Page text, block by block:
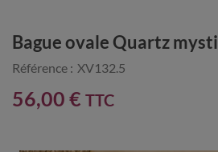
Bague ovale Quartz
Référence : XV132.5
56,00 € TTC